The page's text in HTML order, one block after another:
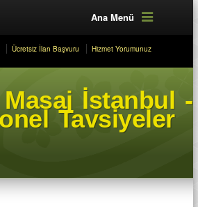
Ana Menü
Ücretsiz İlan Başvuru Hizmet Yorumunuz
İstanbul -
Tavsiyeler